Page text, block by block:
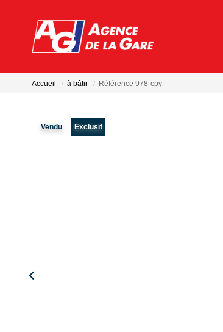
Accueil à bâtir Référence 978-cpy
Vendu Exclusif